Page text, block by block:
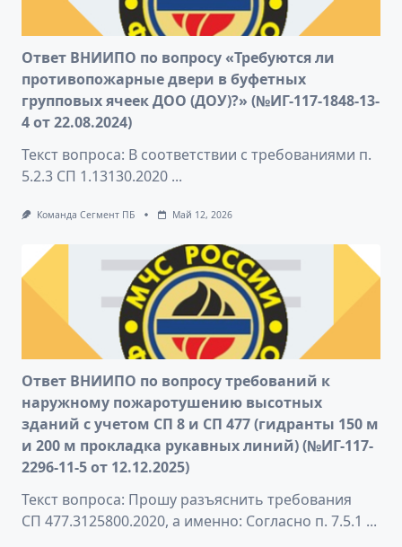
Ответ ВНИИПО по вопросу «Требуются ли
противопожарные двери в буфетных
групповых ячеек ДОО (ДОУ)?» (№ИГ-117-1848-13-
4 от 22.08.2024)
Текст вопроса: В соответствии с требованиями п.
5.2.3 СП 1.13130.2020 ...
Команда Сегмент ПБ Май 12, 2026
Ответ ВНИИПО по вопросу требований к
наружному пожаротушению высотных
зданий с учетом СП 8 и СП 477 (гидранты 150 м
и 200 м прокладка рукавных линий) (№ИГ-117-
2296-11-5 от 12.12.2025)
Текст вопроса: Прошу разъяснить требования
СП 477.3125800.2020, а именно: Согласно п. 7.5.1 ...